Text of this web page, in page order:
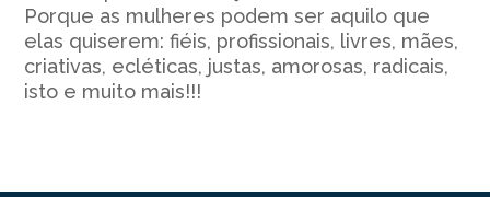
Porque as mulheres podem ser aquilo que
elas quiserem: fiéis, profissionais, livres, mães,
criativas, ecléticas, justas, amorosas, radicais,
isto e muito mais!!!